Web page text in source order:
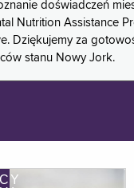
doświadczeń
Nutrition Assistance
Dziękujemy za
stanu Nowy Jork.